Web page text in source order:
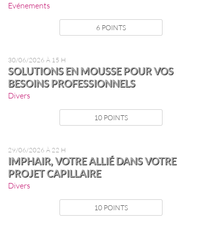
Evénements
6 POINTS
30/06/2026 À 15 H
SOLUTIONS EN MOUSSE POUR VOS
BESOINS PROFESSIONNELS
Divers
10 POINTS
29/06/2026 À 22 H
IMPHAIR, VOTRE ALLIÉ DANS VOTRE
PROJET CAPILLAIRE
Divers
10 POINTS